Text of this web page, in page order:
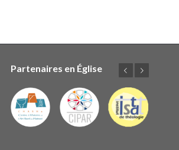
Partenaires en Église
PrécédentSuivant